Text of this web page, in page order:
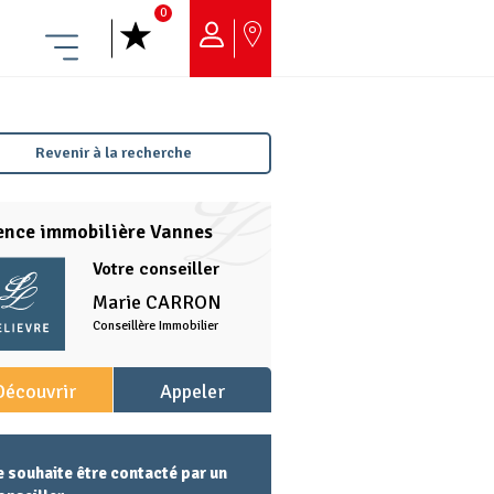
0
Revenir à la recherche
immobilière Vannes
Votre conseiller
Marie CARRON
Conseillère Immobilier
l'agence
Appeler
l'agence
souhaite être contacté par un